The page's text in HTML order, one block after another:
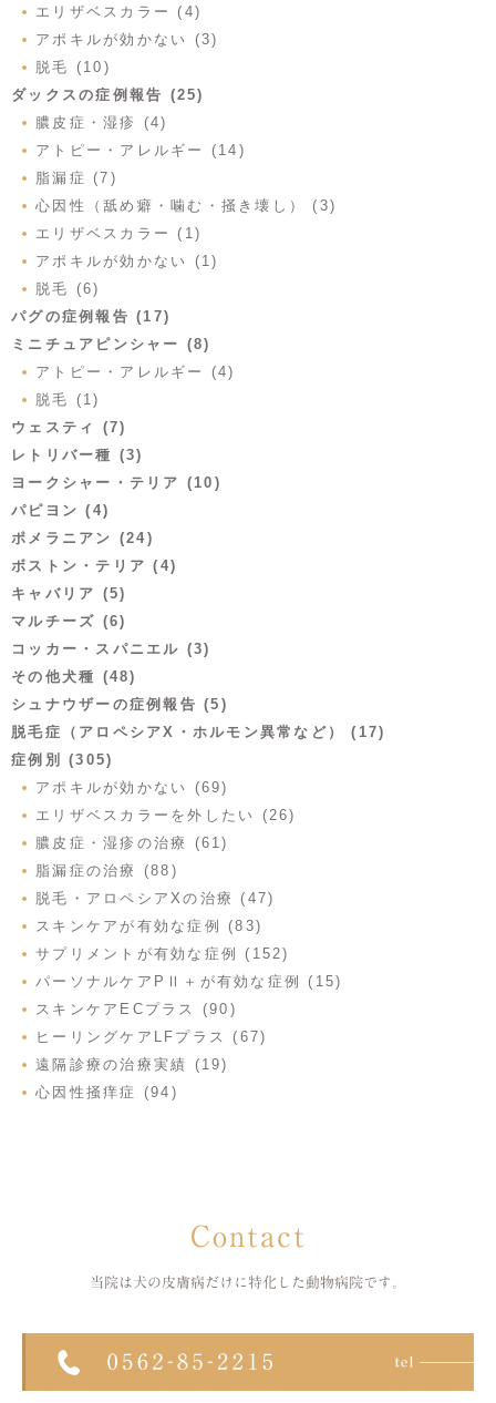
エリザベスカラー (4)
アポキルが効かない (3)
脱毛 (10)
ダックスの症例報告 (25)
膿皮症・湿疹 (4)
アトピー・アレルギー (14)
脂漏症 (7)
心因性（舐め癖・噛む・掻き壊し） (3)
エリザベスカラー (1)
アポキルが効かない (1)
脱毛 (6)
パグの症例報告 (17)
ミニチュアピンシャー (8)
アトピー・アレルギー (4)
脱毛 (1)
ウェスティ (7)
レトリバー種 (3)
ヨークシャー・テリア (10)
パピヨン (4)
ポメラニアン (24)
ボストン・テリア (4)
キャバリア (5)
マルチーズ (6)
コッカー・スパニエル (3)
その他犬種 (48)
シュナウザーの症例報告 (5)
脱毛症（アロペシアX・ホルモン異常など） (17)
症例別 (305)
アポキルが効かない (69)
エリザベスカラーを外したい (26)
膿皮症・湿疹の治療 (61)
脂漏症の治療 (88)
脱毛・アロペシアXの治療 (47)
スキンケアが有効な症例 (83)
サプリメントが有効な症例 (152)
パーソナルケアPⅡ＋が有効な症例 (15)
スキンケアECプラス (90)
ヒーリングケアLFプラス (67)
遠隔診療の治療実績 (19)
心因性掻痒症 (94)
Contact
当院は犬の皮膚病だけに特化した 動物病院です。